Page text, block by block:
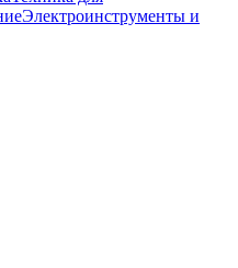
Электроинструменты и